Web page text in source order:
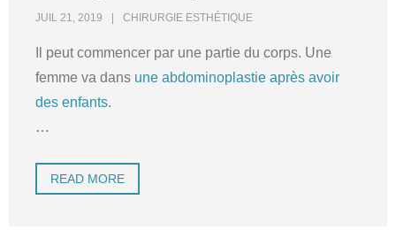
JUIL 21, 2019 CHIRURGIE ESTHÉTIQUE
Il peut commencer par une partie du corps. Une
femme va dans une abdominoplastie après avoir
des enfants.
…
READ MORE